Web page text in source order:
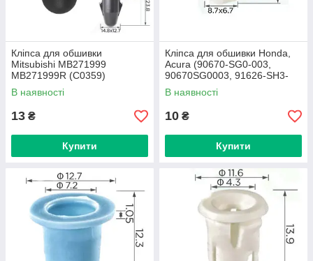
Кліпса для обшивки
Mitsubishi MB271999
MB271999R (C0359)
В наявності
13 ₴
Купити
Кліпса для обшивки Honda,
Acura (90670-SG0-003,
90670SG0003, 91626-SH3-
003, 91626SH3003, 14304)
(C0381)
В наявності
10 ₴
Купити